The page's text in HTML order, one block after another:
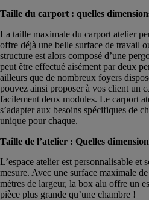
Taille du carport : quelles
La taille maximale du carport atelier
offre déjà une belle surface de travail
structure est alors composé d’une
peut être effectué aisément par deux
ailleurs que de nombreux foyers
pouvez ainsi proposer à vos client un
facilement deux modules. Le carport
s’adapter aux besoins spécifiques de
unique pour chaque.
Taille de l’atelier : Quelles
L’espace atelier est personnalisable et
mesure. Avec une surface maximale
mètres de largeur, la box alu offre un
pièce plus grande qu’une chambre !